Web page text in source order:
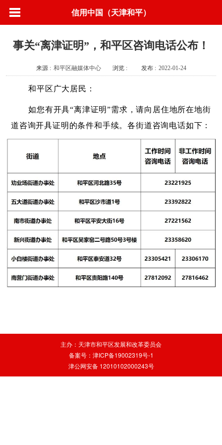
信用中国（天津和平）
事关“离津证明”，和平区咨询电话公布！
来源 : 和平区融媒体中心 浏览 : 发布 : 2022-01-24
和平区广大居民：
如您有开具“离津证明”需求，请向居住地所在地街
道咨询开具证明的条件和手续。各街道咨询电话如下：
主办：天津市和平区发展和改革委员会
备案号：津ICP备19002319号-1
津公网安备 12010102000243号